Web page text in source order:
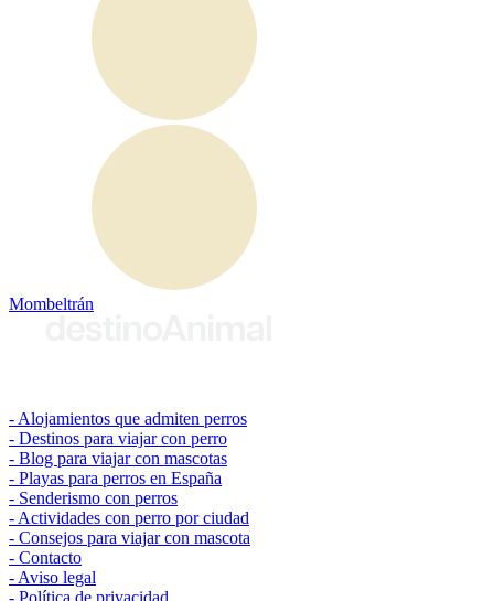
Mombeltrán
Alojamientos que admiten perros
Destinos para viajar con perro
Blog para viajar con mascotas
Playas para perros en España
Senderismo con perros
Actividades con perro por ciudad
Consejos para viajar con mascota
Contacto
Aviso legal
Política de privacidad